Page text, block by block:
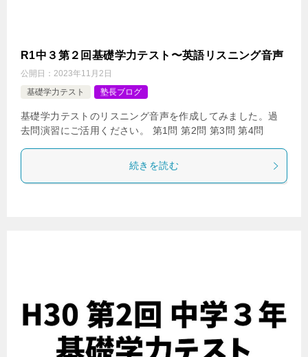
R1中３第２回基礎学力テスト〜英語リスニング音声
公開日： 2023年11月2日
基礎学力テスト
塾長ブログ
基礎学力テストのリスニング音声を作成してみました。過
去問演習にご活用ください。 第1問 第2問 第3問 第4問
続きを読む